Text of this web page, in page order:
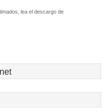
lea el descargo de